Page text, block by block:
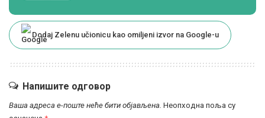
Dodaj Zelenu učionicu kao omiljeni izvor na Google-u
Напишите одговор
Ваша адреса е-поште неће бити објављена. Неопходна поља су